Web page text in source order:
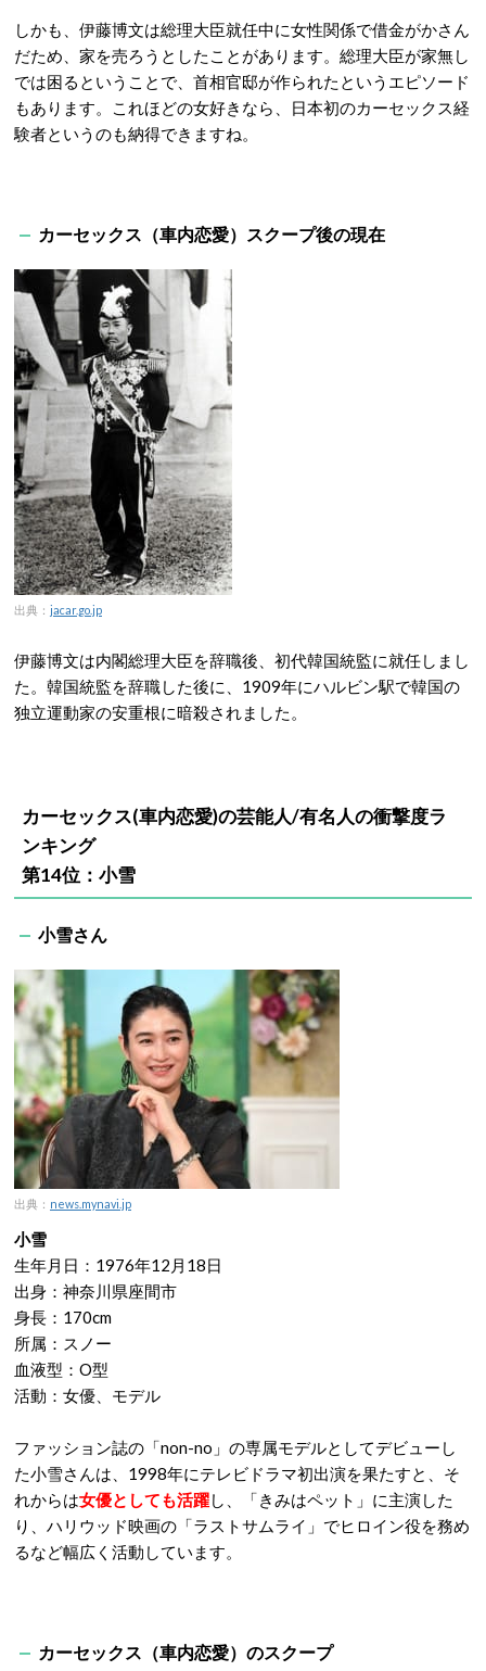
しかも、伊藤博文は総理大臣就任中に女性関係で借金がかさん
だため、家を売ろうとしたことがあります。総理大臣が家無し
では困るということで、首相官邸が作られたというエピソード
もあります。これほどの女好きなら、日本初のカーセックス経
験者というのも納得できますね。
カーセックス（車内恋愛）スクープ後の現在
出典： jacar.go.jp
伊藤博文は内閣総理大臣を辞職後、初代韓国統監に就任しまし
た。韓国統監を辞職した後に、1909年にハルビン駅で韓国の
独立運動家の安重根に暗殺されました。
カーセックス(車内恋愛)の芸能人/有名人の衝撃度ラ
ンキング
第14位：小雪
小雪さん
出典： news.mynavi.jp
小雪
生年月日：1976年12月18日
出身：神奈川県座間市
身長：170cm
所属：スノー
血液型：O型
活動：女優、モデル
ファッション誌の「non-no」の専属モデルとしてデビューし
た小雪さんは、1998年にテレビドラマ初出演を果たすと、そ
れからは女優としても活躍し、「きみはペット」に主演した
り、ハリウッド映画の「ラストサムライ」でヒロイン役を務め
るなど幅広く活動しています。
カーセックス（車内恋愛）のスクープ